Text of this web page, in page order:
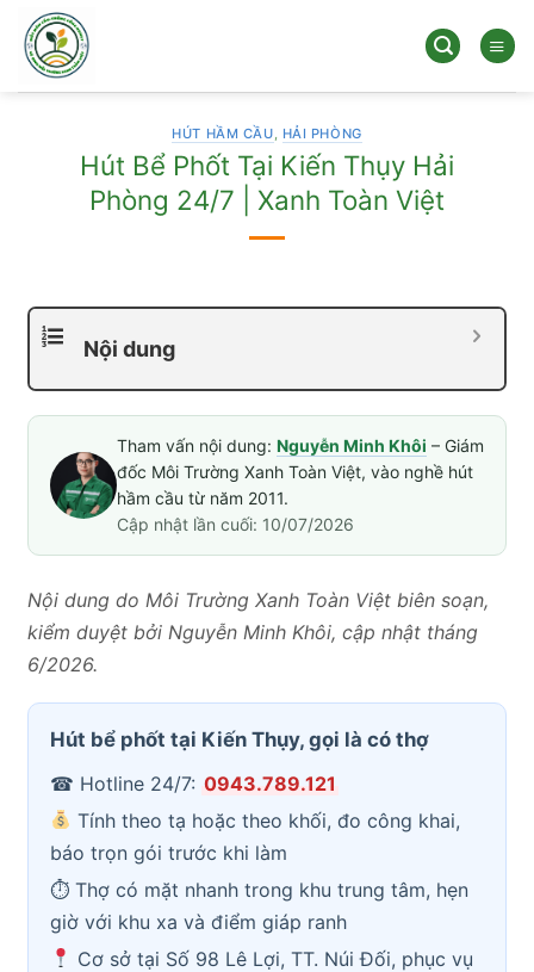
qua
dung
HÚT HẦM CẦU, HẢI PHÒNG
Hút Bể Phốt Tại Kiến Thụy Hải
Phòng 24/7 | Xanh Toàn Việt
Nội dung
Tham vấn nội dung: Nguyễn Minh Khôi – Giám
đốc Môi Trường Xanh Toàn Việt, vào nghề hút
hầm cầu từ năm 2011.
Cập nhật lần cuối: 10/07/2026
Nội dung do Môi Trường Xanh Toàn Việt biên soạn,
kiểm duyệt bởi Nguyễn Minh Khôi, cập nhật tháng
6/2026.
Hút bể phốt tại Kiến Thụy, gọi là có thợ
☎ Hotline 24/7: 0943.789.121
Tính theo tạ hoặc theo khối, đo công khai,
báo trọn gói trước khi làm
⏱ Thợ có mặt nhanh trong khu trung tâm, hẹn
giờ với khu xa và điểm giáp ranh
Cơ sở tại Số 98 Lê Lợi, TT. Núi Đối, phục vụ